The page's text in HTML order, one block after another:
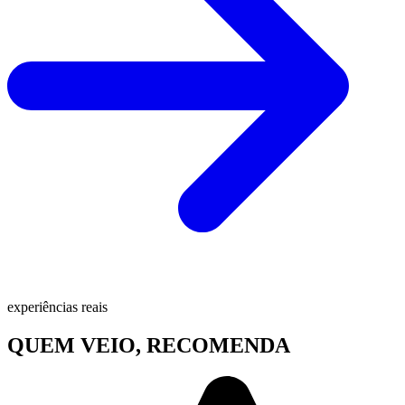
experiências reais
QUEM VEIO, RECOMENDA